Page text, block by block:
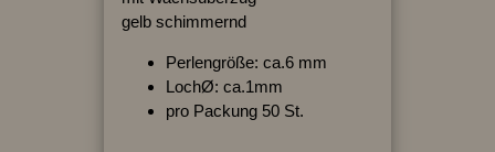
gelb schimmernd
Perlengröße: ca.6 mm
LochØ: ca.1mm
pro Packung 50 St.